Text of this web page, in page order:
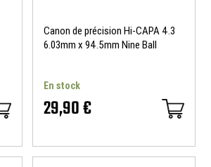
Canon de précision Hi-CAPA 4.3
6.03mm x 94.5mm Nine Ball
En stock
29,90 €